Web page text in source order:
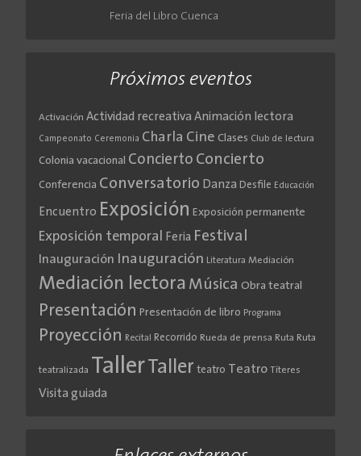
Feria del Libro Cuenca
Próximos eventos
Activación Actividad recreativa Animación lectora
Campeonato Ceremonia Charla Cine Clases Club de lectura
Colonia vacacional Concierto Concierto
Conferencia Conversatorio Danza Desfile Educación
Encuentro Exposición Exposición permanente
Exposición temporal Feria Festival
Inauguración Inauguración Literatura Mediación
Mediación lectora Música Obra teatral
Presentación Presentación de libro Programa
Proyección Recital Recorrido Rueda de prensa Ruta Ruta
teatralizada TallerTaller teatro Teatro Títeres
Visita guiada